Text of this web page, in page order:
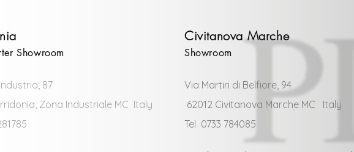
87
Zona Industriale MC Italy
Showroom
Civitanova Marche
Showroom
Via Martiri di Belfiore, 94
62012 Civitanova Marche MC Italy
Tel 0733 784085